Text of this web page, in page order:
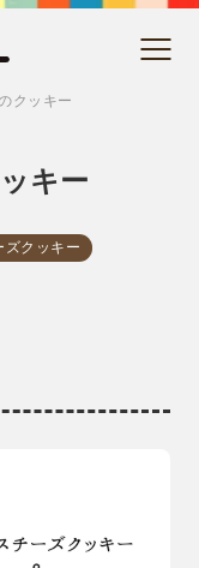
クッキー
キー
ズクッキー